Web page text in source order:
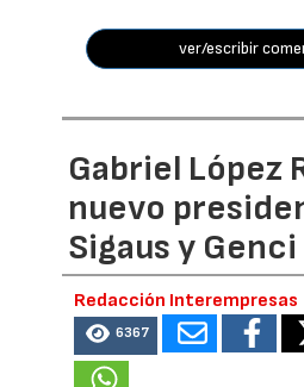
ver/escribir
Gabriel López
nuevo
Sigaus y Genci
Redacción Interempresas
6367